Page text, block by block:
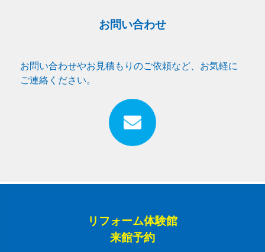
お問い合わせ
お問い合わせやお見積もりのご依頼など、お気軽に
ご連絡ください。
リフォーム体験館
来館予約